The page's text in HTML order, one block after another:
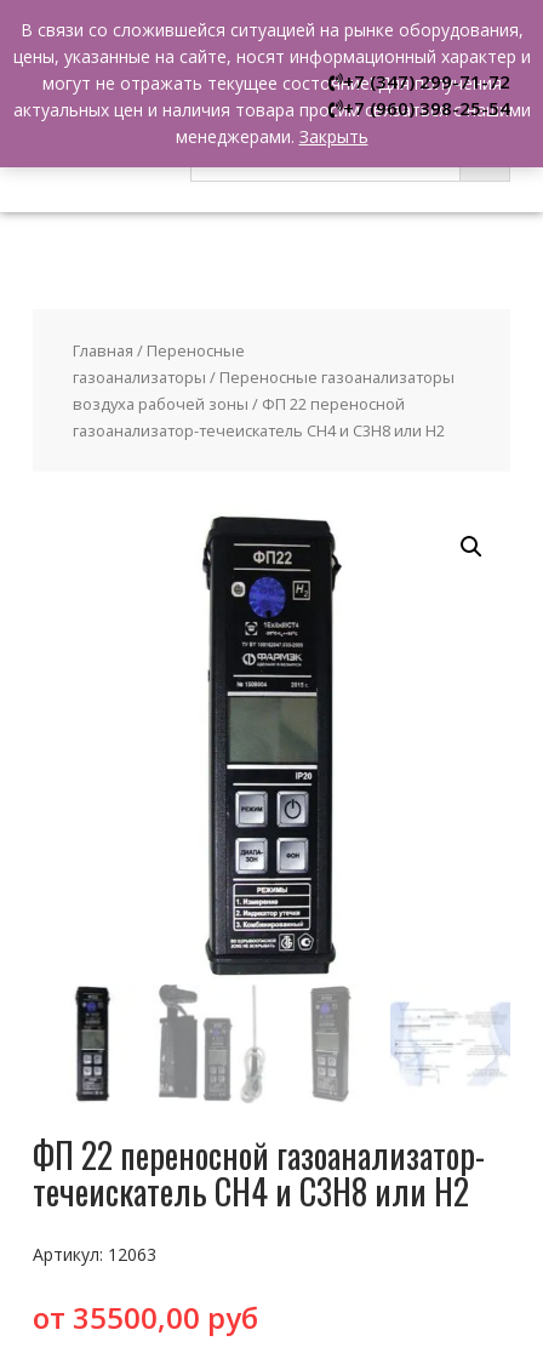
content
0
+7 (347) 299-71-72
+7 (960) 398-25-54
Главная / Переносные
газоанализаторы / Переносные газоанализаторы
воздуха рабочей зоны / ФП 22 переносной
газоанализатор-течеискатель CH4 и C3H8 или Н2
ФП 22 переносной газоанализатор-
течеискатель CH4 и C3H8 или Н2
Артикул: 12063
от 35500,00 руб
В связи со сложившейся ситуацией на рынке оборудования,
цены, указанные на сайте, носят информационный характер и
могут не отражать текущее состояние! Для получения
актуальных цен и наличия товара просим связаться с нашими
менеджерами. Закрыть